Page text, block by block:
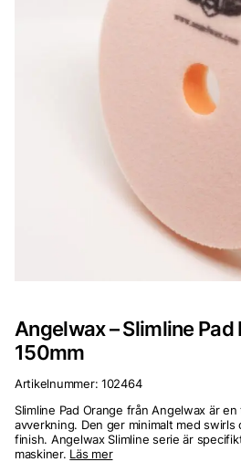
Angelwax – Slimline Pad
150mm
Artikelnummer: 102464
Slimline Pad Orange från Angelwax är
avverkning. Den ger minimalt med swirls
finish. Angelwax Slimline serie är
maskiner. Läs mer